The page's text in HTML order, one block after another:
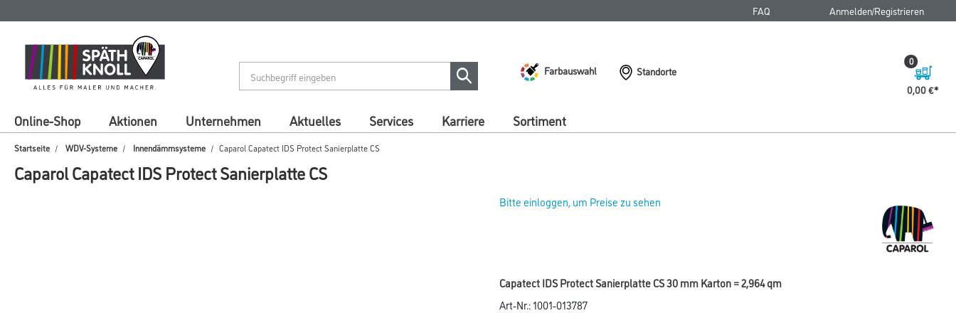
springen
springen
FAQ Anmelden/Registrieren
Farbauswahl
Standorte
0,00 €
0
Online-Shop Aktionen Unternehmen Aktuelles Services Karriere Sortiment
Startseite WDV-Systeme Innendämmsysteme Caparol Capatect IDS Protect Sanierplatte CS
Caparol Capatect IDS Protect Sanierplatte CS
Bitte einloggen, um Preise zu sehen
Capatect IDS Protect Sanierplatte CS 30 mm Karton = 2,964 qm
Art-Nr.:1001-013787